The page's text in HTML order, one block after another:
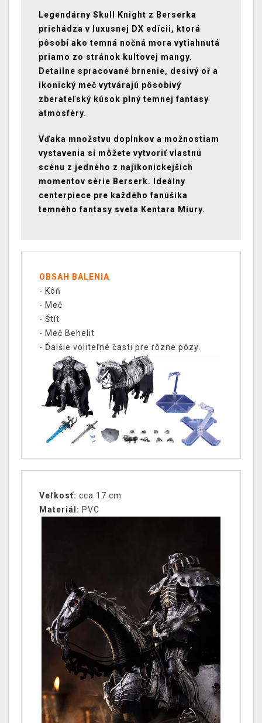
Legendárny Skull Knight z Berserka
prichádza v luxusnej DX edícii, ktorá
pôsobí ako temná nočná mora vytiahnutá
priamo zo stránok kultovej mangy.
Detailne spracované brnenie, desivý oř a
ikonický meč vytvárajú pôsobivý
zberateľský kúsok plný temnej fantasy
atmosféry.
Vďaka množstvu doplnkov a možnostiam
vystavenia si môžete vytvoriť vlastnú
scénu z jedného z najikonickejších
momentov série Berserk. Ideálny
centerpiece pre každého fanúšika
temného fantasy sveta Kentara Miury.
OBSAH BALENIA
- Kôň
- Meč
- Štít
- Meč Behelit
- Ďalšie voliteľné časti pre rôzne pózy.
Veľkosť: cca 17 cm
Materiál: PVC